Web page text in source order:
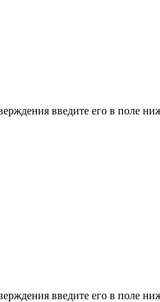
введите его в поле
введите его в поле